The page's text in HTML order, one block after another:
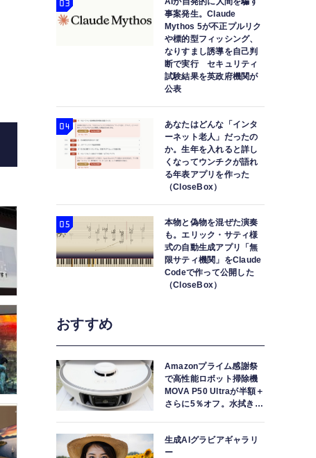
事案発生。Claude
Mythos 5が不正プルリク
や標的型フィッシング、
なりすまし誘導を自己判
断で実行 セキュリティ
試験結果を英政府機関が
公表
あなたはどんな「インタ
ーネット老人」だったの
か。生年を入れると詳し
くなってウンチクが語れ
る年表アプリを作った
（CloseBox）
本物と偽物を混ぜた演奏
も。エリック・サティ様
式の自動生成アプリ「無
限サティ機関」をClaude
Codeで作って公開した
（CloseBox）
おすすめ
Amazonプライム感謝祭
で高性能ロボット掃除機
MOVA P50 Ultraが半額＋
さらに5％オフ。水拭きモ
生成AIグラビアギャラリ
ー